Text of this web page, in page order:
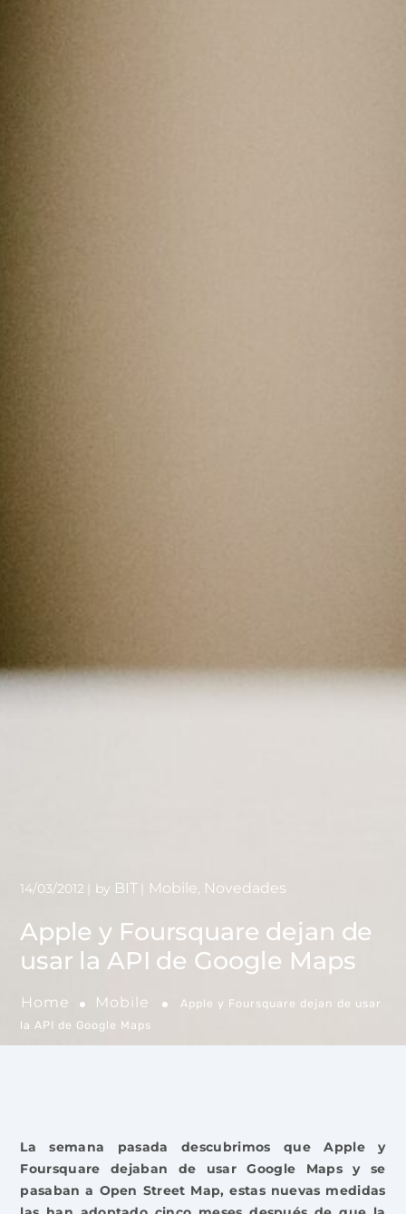
Apple y Foursquare dejan de
usar la API de Google Maps
Home Mobile
Apple y Foursquare dejan de usar
la API de Google Maps
14/03/2012 by BIT Mobile, Novedades
La semana pasada descubrimos que Apple y
Foursquare dejaban de usar Google Maps y se
pasaban a Open Street Map, estas nuevas medidas